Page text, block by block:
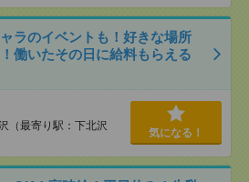
ラのイベントも！好きな場所
働いたその日に給料もらえる
（最寄り駅：下北沢
気になる！